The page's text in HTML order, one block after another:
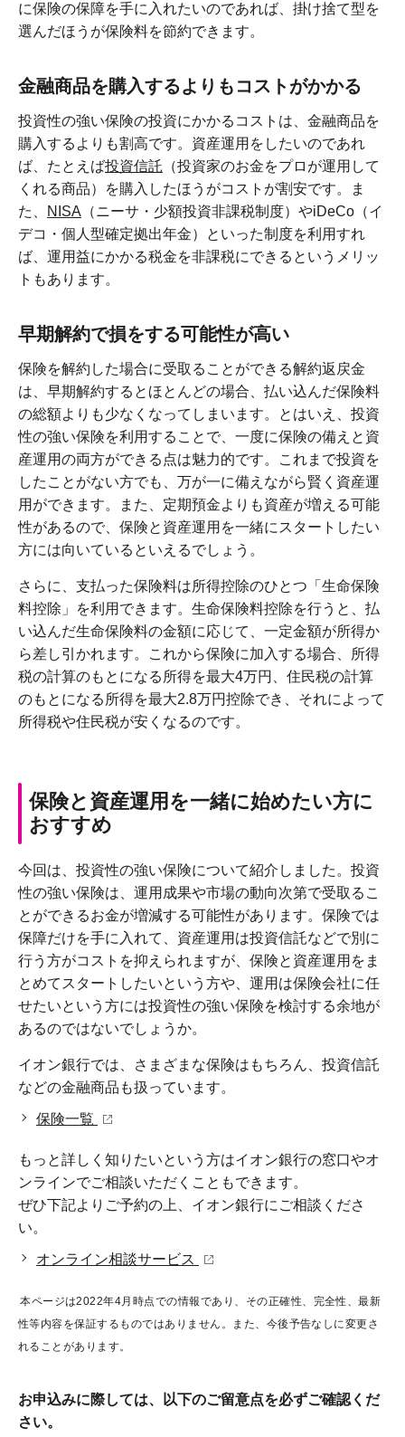
に保険の保障を手に入れたいのであれば、掛け捨て型を
選んだほうが保険料を節約できます。
金融商品を購入するよりもコストがかかる
投資性の強い保険の投資にかかるコストは、金融商品を
購入するよりも割高です。資産運用をしたいのであれ
ば、たとえば投資信託 （投資家のお金をプロが運用して
くれる商品）を購入したほうがコストが割安です。ま
た、
NISA （ニーサ・少額投資非課税制度）やiDeCo（イ
デコ・個人型確定拠出年金）といった制度を利用すれ
ば、運用益にかかる税金を非課税にできるというメリッ
トもあります。
早期解約で損をする可能性が高い
保険を解約した場合に受取ることができる解約返戻金
は、早期解約するとほとんどの場合、払い込んだ保険料
の総額よりも少なくなってしまいます。とはいえ、投資
性の強い保険を利用することで、一度に保険の備えと資
産運用の両方ができる点は魅力的です。これまで投資を
したことがない方でも、万が一に備えながら賢く資産運
用ができます。また、定期預金よりも資産が増える可能
性があるので、保険と資産運用を一緒にスタートしたい
方には向いているといえるでしょう。
さらに、支払った保険料は所得控除のひとつ「生命保険
料控除」を利用できます。生命保険料控除を行うと、払
い込んだ生命保険料の金額に応じて、一定金額が所得か
ら差し引かれます。これから保険に加入する場合、所得
税の計算のもとになる所得を最大4万円、住民税の計算
のもとになる所得を最大2.8万円控除でき、それによって
所得税や住民税が安くなるのです。
保険と資産運用を一緒に始めたい方に
おすすめ
今回は、投資性の強い保険について紹介しました。投資
性の強い保険は、運用成果や市場の動向次第で受取るこ
とができるお金が増減する可能性があります。保険では
保障だけを手に入れて、資産運用は投資信託などで別に
行う方がコストを抑えられますが、保険と資産運用をま
とめてスタートしたいという方や、運用は保険会社に任
せたいという方には投資性の強い保険を検討する余地が
あるのではないでしょうか。
イオン銀行では、さまざまな保険はもちろん、投資信託
などの金融商品も扱っています。
保険一覧
もっと詳しく知りたいという方はイオン銀行の窓口やオ
ンラインでご相談いただくこともできます。
ぜひ下記よりご予約の上、イオン銀行にご相談くださ
い。
オンライン相談サービス
本ページは2022年4月時点での情報であり、その正確性、完全性、最新
性等内容を保証するものではありません。また、今後予告なしに変更さ
れることがあります。
お申込みに際しては、以下のご留意点を必ずご確認くだ
さい。